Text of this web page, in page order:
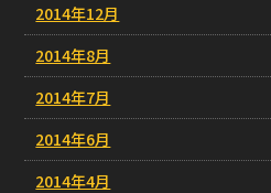
2014年12月
2014年8月
2014年7月
2014年6月
2014年4月